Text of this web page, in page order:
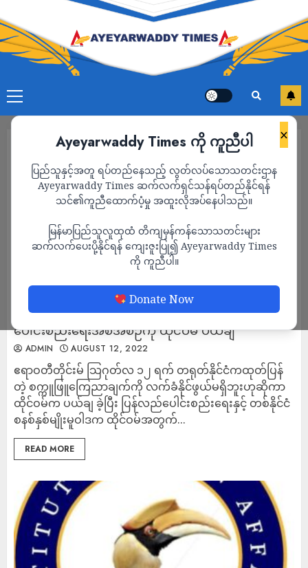
×
Ayeyarwaddy Times ကို ကူညီပါ
ပြည်သူနှင့်အတူ ရပ်တည်နေသည့် လွတ်လပ်သောသတင်းဌာန
Ayeyarwaddy Times ဆက်လက်ရှင်သန်ရပ်တည်နိုင်ရန်
သင်၏ကူညီထောက်ပံ့မှု အထူးလိုအပ်နေပါသည်။
မြန်မာပြည်သူလူထုထံ တိကျမှန်ကန်သောသတင်းများ
ဆက်လက်ပေးပို့နိုင်ရန် ကျေးဇူးပြု၍ Ayeyarwaddy Times
ကို ကူညီပါ။
Donate Now
တရုတ်ရဲ့ ၁ နိုင်ငံ စနစ် ၂ မျိုးမူဝါဒနဲ့ ပြန်လည်
ပေါင်းစည်းရေးအစီအစဉ်ကို ထိုင်ဝမ် ပယ်ချ
ADMIN AUGUST 12, 2022
ဧရာဝတီတိုင်းမ် သြဂုတ်လ ၁၂ ရက် တရုတ်နိုင်ငံကထုတ်ပြန်
တဲ့ စက္ကူဖြူကြေညာချက်ကို လက်ခံနိုင်ဖွယ်မရှိဘူးဟုဆိုကာ
ထိုင်ဝမ်က ပယ်ချ ခဲ့ပြီး ပြန်လည်ပေါင်းစည်းရေးနှင့် တစ်နိုင်ငံ
စနစ်နှစ်မျိုးမူဝါဒက ထိုင်ဝမ်အတွက်...
READ MORE